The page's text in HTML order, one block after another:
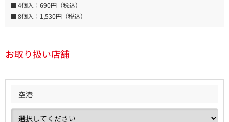
■ 4個入： 690円（税込）
■ 8個入： 1,530円（税込）
お取り扱い店舗
空港